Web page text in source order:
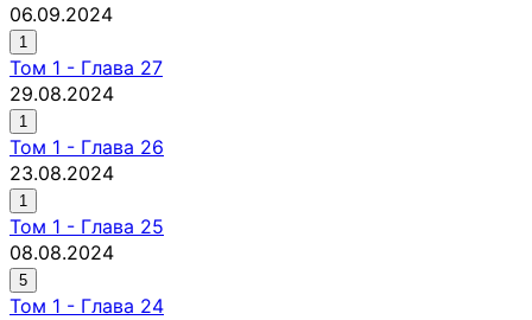
06.09.2024
1
Том 1 - Глава 27
29.08.2024
1
Том 1 - Глава 26
23.08.2024
1
Том 1 - Глава 25
08.08.2024
5
Том 1 - Глава 24